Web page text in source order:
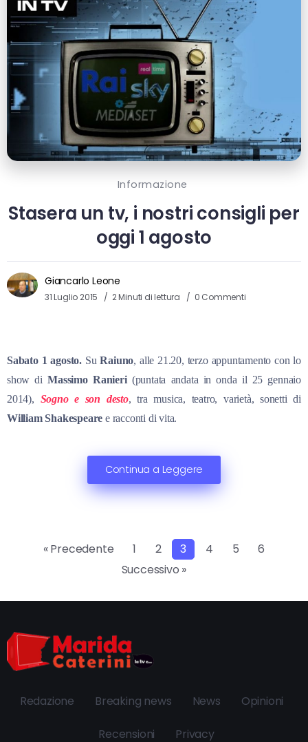
Informazione
Stasera un tv, i nostri consigli per
oggi 1 agosto
Giancarlo Leone
31 Luglio 2015 2 Minuti di lettura 0 Commenti
Sabato 1 agosto. SuRaiuno, alle 21.20, terzo appuntamento con lo
show diMassimo Ranieri(puntata andata in onda il 25 gennaio
2014), Sogno e son desto, tra musica, teatro, varietà, sonetti di
William Shakespeare e racconti di vita.
Continua a Leggere
« Precedente 1 2 3 4 5
6
Successivo »
Redazione Breaking news News Opinioni
Recensioni Privacy